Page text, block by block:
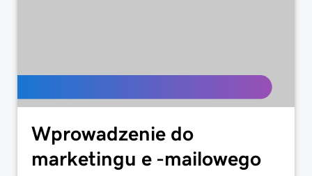
Wprowadzenie do
marketingu e -mailowego